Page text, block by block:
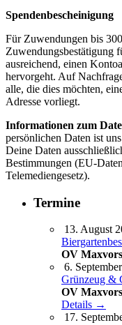
Spendenbescheinigung
Für Zuwendungen bis
Zuwendungsbestätigung
ausreichend, einen
hervorgeht. Auf
alle, die dies möchten,
Adresse vorliegt.
Informationen zum
persönlichen Daten ist
Deine Daten
Bestimmungen (EU-
Telemediengesetz).
Termine
13. August
OV
6.
Grünzeug &
OV
Details →
17.